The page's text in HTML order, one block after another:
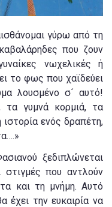
γύρω από τη
που ζουν
νωχελικές ή
το φως που χαϊδεύει
λουσμένο σ´ αυτό!
τα γυμνά κορμιά, τα
ενός δραπέτη,
ξεδιπλώνεται
που αντλούν
και τη μνήμη. Αυτό
έχει την ευκαιρία να